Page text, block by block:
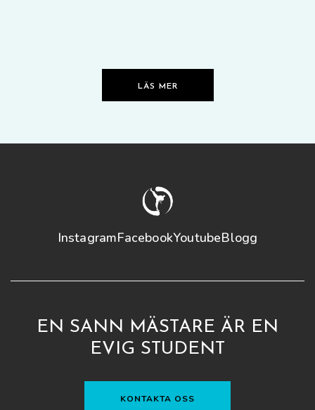
LÄS MER
InstagramFacebookYoutubeBlogg
EN SANN MÄSTARE ÄR EN
EVIG STUDENT
KONTAKTA OSS